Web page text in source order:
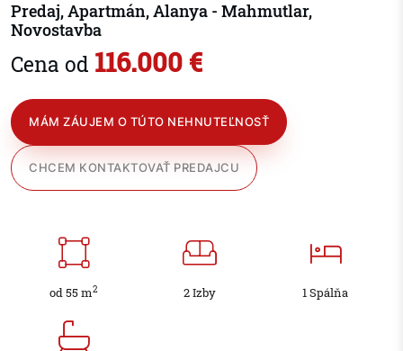
Predaj, Apartmán, Alanya - Mahmutlar,
Novostavba
Cena od 116.000 €
MÁM ZÁUJEM O TÚTO NEHNUTEĽNOSŤ
CHCEM KONTAKTOVAŤ PREDAJCU
od 55 m2 2 Izby 1 Spálňa